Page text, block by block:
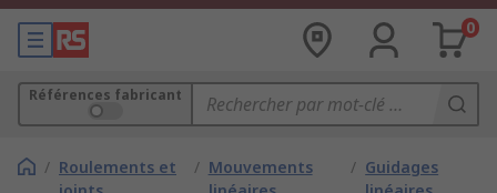
0
Références fabricant
/ Roulements et
/ Mouvements
/ Guidages